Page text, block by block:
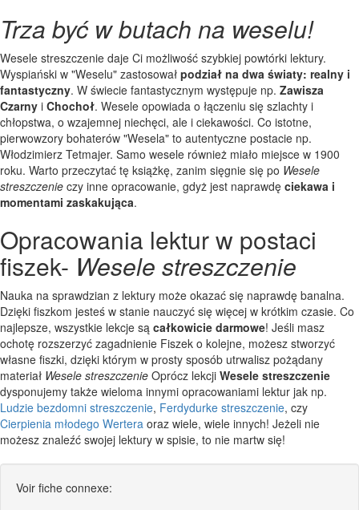
Trza być w butach na weselu!
Wesele streszczenie daje Ci możliwość szybkiej powtórki lektury.
Wyspiański w "Weselu" zastosował podział na dwa światy: realny i
fantastyczny. W świecie fantastycznym występuje np. Zawisza
Czarny i Chochoł. Wesele opowiada o łączeniu się szlachty i
chłopstwa, o wzajemnej niechęci, ale i ciekawości. Co istotne,
pierwowzory bohaterów "Wesela" to autentyczne postacie np.
Włodzimierz Tetmajer. Samo wesele również miało miejsce w 1900
roku. Warto przeczytać tę książkę, zanim sięgnie się po Wesele
streszczenie czy inne opracowanie, gdyż jest naprawdę ciekawa i
momentami zaskakująca.
Opracowania lektur w postaci
fiszek- Wesele streszczenie
Nauka na sprawdzian z lektury może okazać się naprawdę banalna.
Dzięki fiszkom jesteś w stanie nauczyć się więcej w krótkim czasie. Co
najlepsze, wszystkie lekcje są całkowicie darmowe! Jeśli masz
ochotę rozszerzyć zagadnienie Fiszek o kolejne, możesz stworzyć
własne fiszki, dzięki którym w prosty sposób utrwalisz pożądany
materiał Wesele streszczenie Oprócz lekcji Wesele streszczenie
dysponujemy także wieloma innymi opracowaniami lektur jak np.
Ludzie bezdomni streszczenie, Ferdydurke streszczenie, czy
Cierpienia młodego Wertera oraz wiele, wiele innych! Jeżeli nie
możesz znaleźć swojej lektury w spisie, to nie martw się!
Voir fiche connexe: